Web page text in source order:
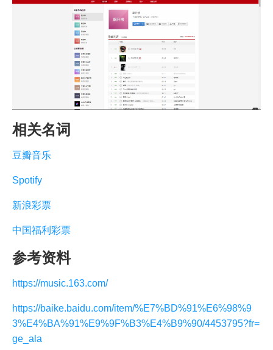
相关名词
豆瓣音乐
Spotify
新浪彩票
中国福利彩票
参考资料
https://music.163.com/
https://baike.baidu.com/item/%E7%BD%91%E6%98%9
3%E4%BA%91%E9%9F%B3%E4%B9%90/4453795?fr=
ge_ala